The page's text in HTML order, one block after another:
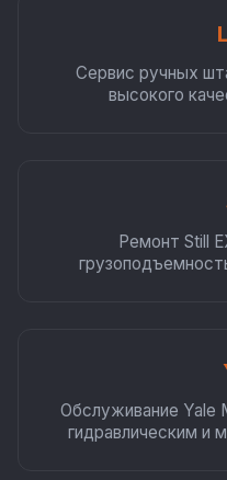
Сервис ручных
высокого
Ремонт Still
Обслуживание Yale
гидравлическим и